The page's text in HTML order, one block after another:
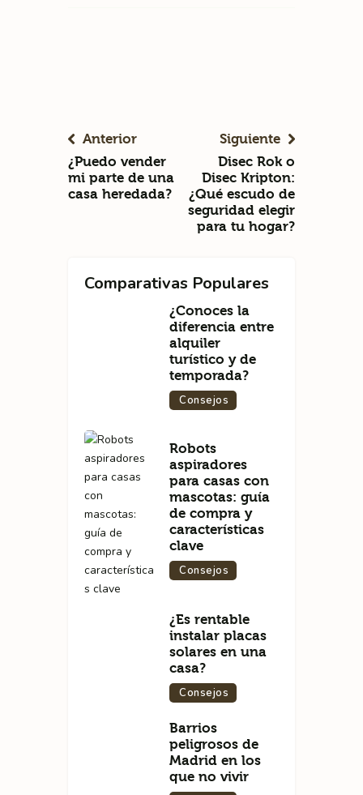
Anterior
¿Puedo vender
mi parte de una
casa heredada?
Siguiente
Disec Rok o
Disec Kripton:
¿Qué escudo de
seguridad elegir
para tu hogar?
Comparativas Populares
¿Conoces la
diferencia entre
alquiler
turístico y de
temporada?
Consejos
Robots
aspiradores
para casas con
mascotas: guía
de compra y
características
clave
Consejos
¿Es rentable
instalar placas
solares en una
casa?
Consejos
Barrios
peligrosos de
Madrid en los
que no vivir